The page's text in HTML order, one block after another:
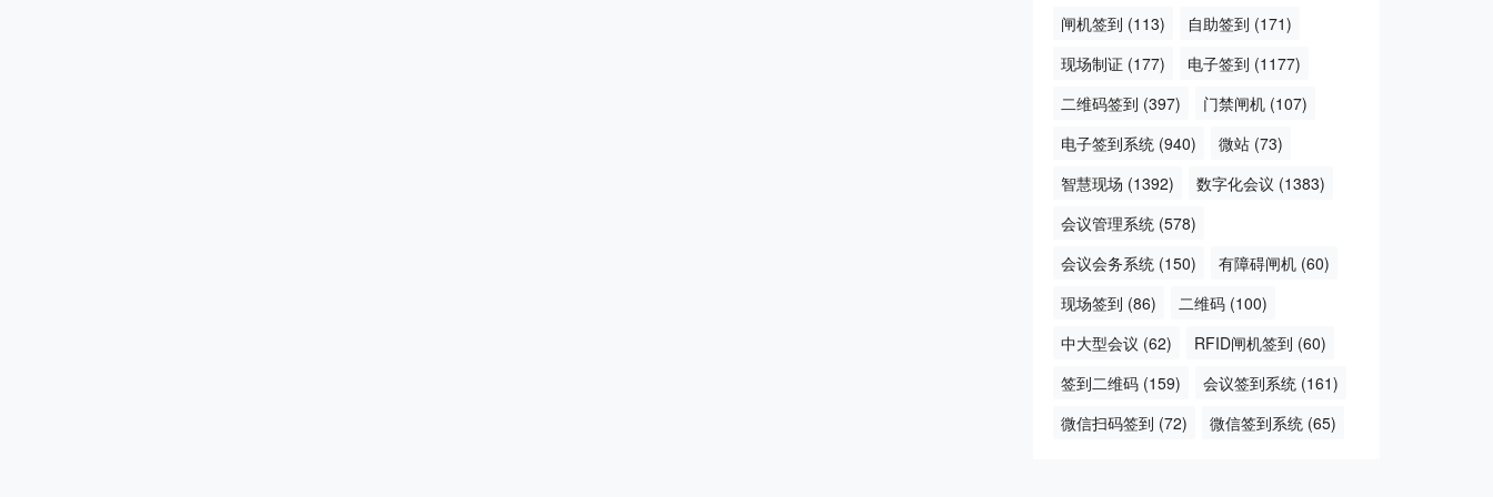
闸机签到 (113) 自助签到 (171)
现场制证 (177) 电子签到 (1177)
二维码签到 (397) 门禁闸机(107)
电子签到系统(940) 微站(73)
智慧现场 (1392) 数字化会议 (1383)
会议管理系统(578)
会议会务系统(150) 有障碍闸机(60)
现场签到 (86) 二维码(100)
中大型会议 (62) RFID闸机签到 (60)
签到二维码(159) 会议签到系统(161)
微信扫码签到 (72) 微信签到系统(65)